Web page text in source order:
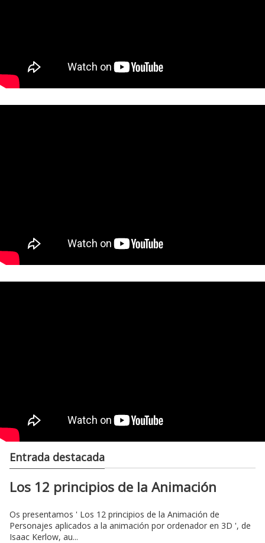
Entrada destacada
Los 12 principios de la Animación
Os presentamos ' Los 12 principios de la Animación de
Personajes aplicados a la animación por ordenador en 3D ', de
Isaac Kerlow, au...